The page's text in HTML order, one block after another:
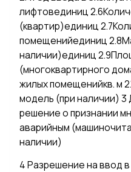
лифтовединиц
(квартир)единиц
помещенийединиц
наличии)единиц
(многоквартирного
жилых помещенийкв. м
модель (при наличии)
решение о признании
аварийным
наличии)
4 Разрешение на ввод